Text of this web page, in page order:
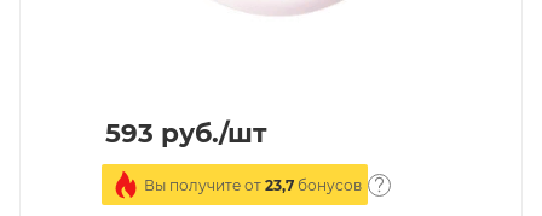
593 руб./шт
Вы получите от 23,7 бонусов